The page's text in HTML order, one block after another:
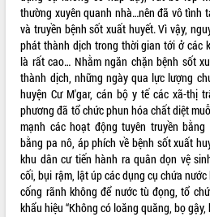
thường xuyên quanh nhà…nên đã vô tình
và truyền bệnh sốt xuất huyết. Vì vậy,
phát thành dịch trong thời gian tới ở các
là rất cao… Nhằm ngăn chặn bệnh sốt
thành dịch, những ngày qua lực lượng
huyện Cư M'gar, cán bộ y tế các xã-thị
phương đã tổ chức phun hóa chất diệt
mạnh các hoạt động tuyên truyền
bằng pa nô, áp phích về bệnh sốt xuất
khu dân cư tiến hành ra quân dọn vệ
cối, bụi rậm, lật úp các dụng cụ chứa
cống rãnh không để nước tù đọng, tổ
khẩu hiệu “Không có loăng quăng, bọ